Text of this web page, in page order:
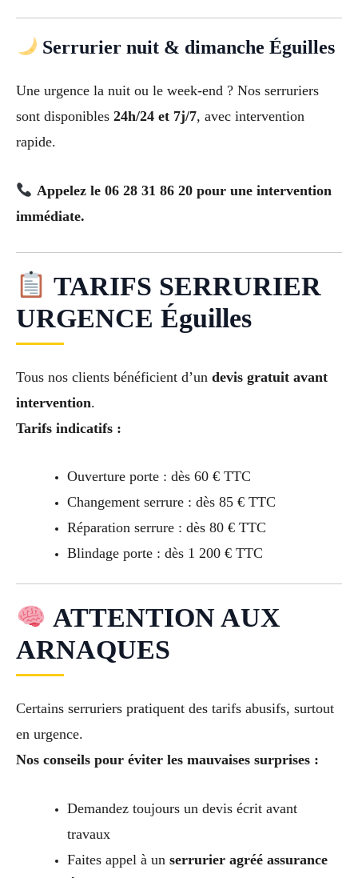
Serrurier nuit & dimanche Éguilles
Une urgence la nuit ou le week-end ? Nos serruriers
sont disponibles 24h/24 et 7j/7, avec intervention
rapide.
Appelez le 06 28 31 86 20 pour une intervention
immédiate.
TARIFS SERRURIER
URGENCE Éguilles
Tous nos clients bénéficient d’un devis gratuit avant
intervention.
Tarifs indicatifs :
Ouverture porte : dès 60 € TTC
Changement serrure : dès 85 € TTC
Réparation serrure : dès 80 € TTC
Blindage porte : dès 1 200 € TTC
ATTENTION AUX
ARNAQUES
Certains serruriers pratiquent des tarifs abusifs, surtout
en urgence.
Nos conseils pour éviter les mauvaises surprises :
Demandez toujours un devis écrit avant
travaux
Faites appel à un serrurier agréé assurance